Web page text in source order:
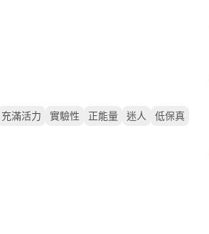
充滿活力 實驗性 正能量 迷人
低保真